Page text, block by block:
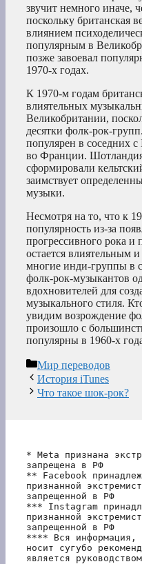
звучит немного иначе,
поскольку британская
влиянием
популярным в
позже завоевал
1970-х годах.
К 1970-м годам
влиятельных
Великобритании,
десятки фолк-рок-
популярен в соседних
во Франции.
сформировали
заимствует
музыки.
Несмотря на то, что к
популярность из-за
прогрессивного рока
остается влиятельным
многие инди-группы в
фолк-рок-музыкантов
вдохновителей для
музыкального стиля.
увидим возрождение
произошло с
популярны в 1960-х
Рубрики
Мир переводов
История iTunes
Что такое шок-рок?
* Meta признана
запрещена в РФ
** Facebook
признанной
запрещенной в РФ
*** Instagram
признанной
запрещенной в РФ
**** Вся информация,
носит сугубо
является